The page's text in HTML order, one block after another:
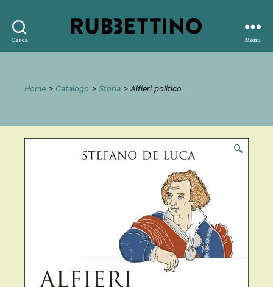
Cerca
editore
Menu
Home > Catalogo > Storia > Alfieri politico
🔍